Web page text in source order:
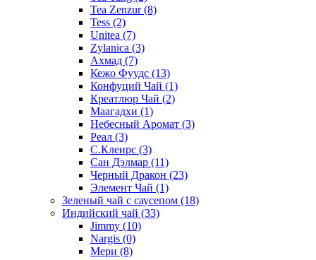
Tea Zenzur(8)
Tess (2)
Unitea (7)
Zylanica (3)
Ахмад (7)
Кежо Фуудс (13)
Конфуций Чай (1)
Креатлюр Чай (2)
Маагадхи (1)
Небесный Аромат (3)
Реал (3)
С.Клеирс (3)
Сан Дэлмар (11)
Черный Дракон (23)
Элемент Чай (1)
Зеленый чай с саусепом (18)
Индийский чай (33)
Jimmy (10)
Nargis (0)
Мери (8)